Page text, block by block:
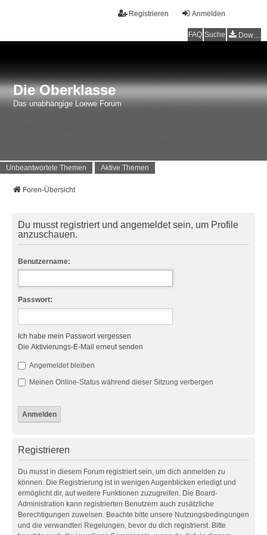
Anmelden
Registrieren
FAQ Suche Downloads
Die Oberklasse
Das unabhängige Loewe Forum
Unbeantwortete Themen Aktive Themen
Foren-Übersicht
Du musst registriert und angemeldet sein, um Profile
anzuschauen.
Benutzername:
Passwort:
Ich habe mein Passwort vergessen
Die Aktivierungs-E-Mail erneut senden
Angemeldet bleiben
Meinen Online-Status während dieser Sitzung verbergen
Registrieren
Du musst in diesem Forum registriert sein, um dich anmelden zu
können. Die Registrierung ist in wenigen Augenblicken erledigt und
ermöglicht dir, auf weitere Funktionen zuzugreifen. Die Board-
Administration kann registrierten Benutzern auch zusätzliche
Berechtigungen zuweisen. Beachte bitte unsere Nutzungsbedingungen
und die verwandten Regelungen, bevor du dich registrierst. Bitte